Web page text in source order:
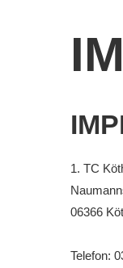
1. TC
06366
Telefon: